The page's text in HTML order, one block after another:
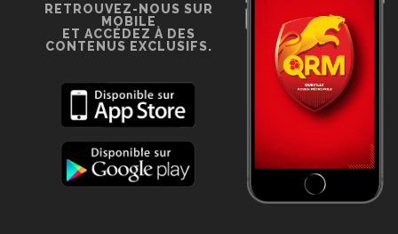
RETROUVEZ-NOUS SUR
MOBILE
ET ACCÉDEZ À DES
CONTENUS EXCLUSIFS.